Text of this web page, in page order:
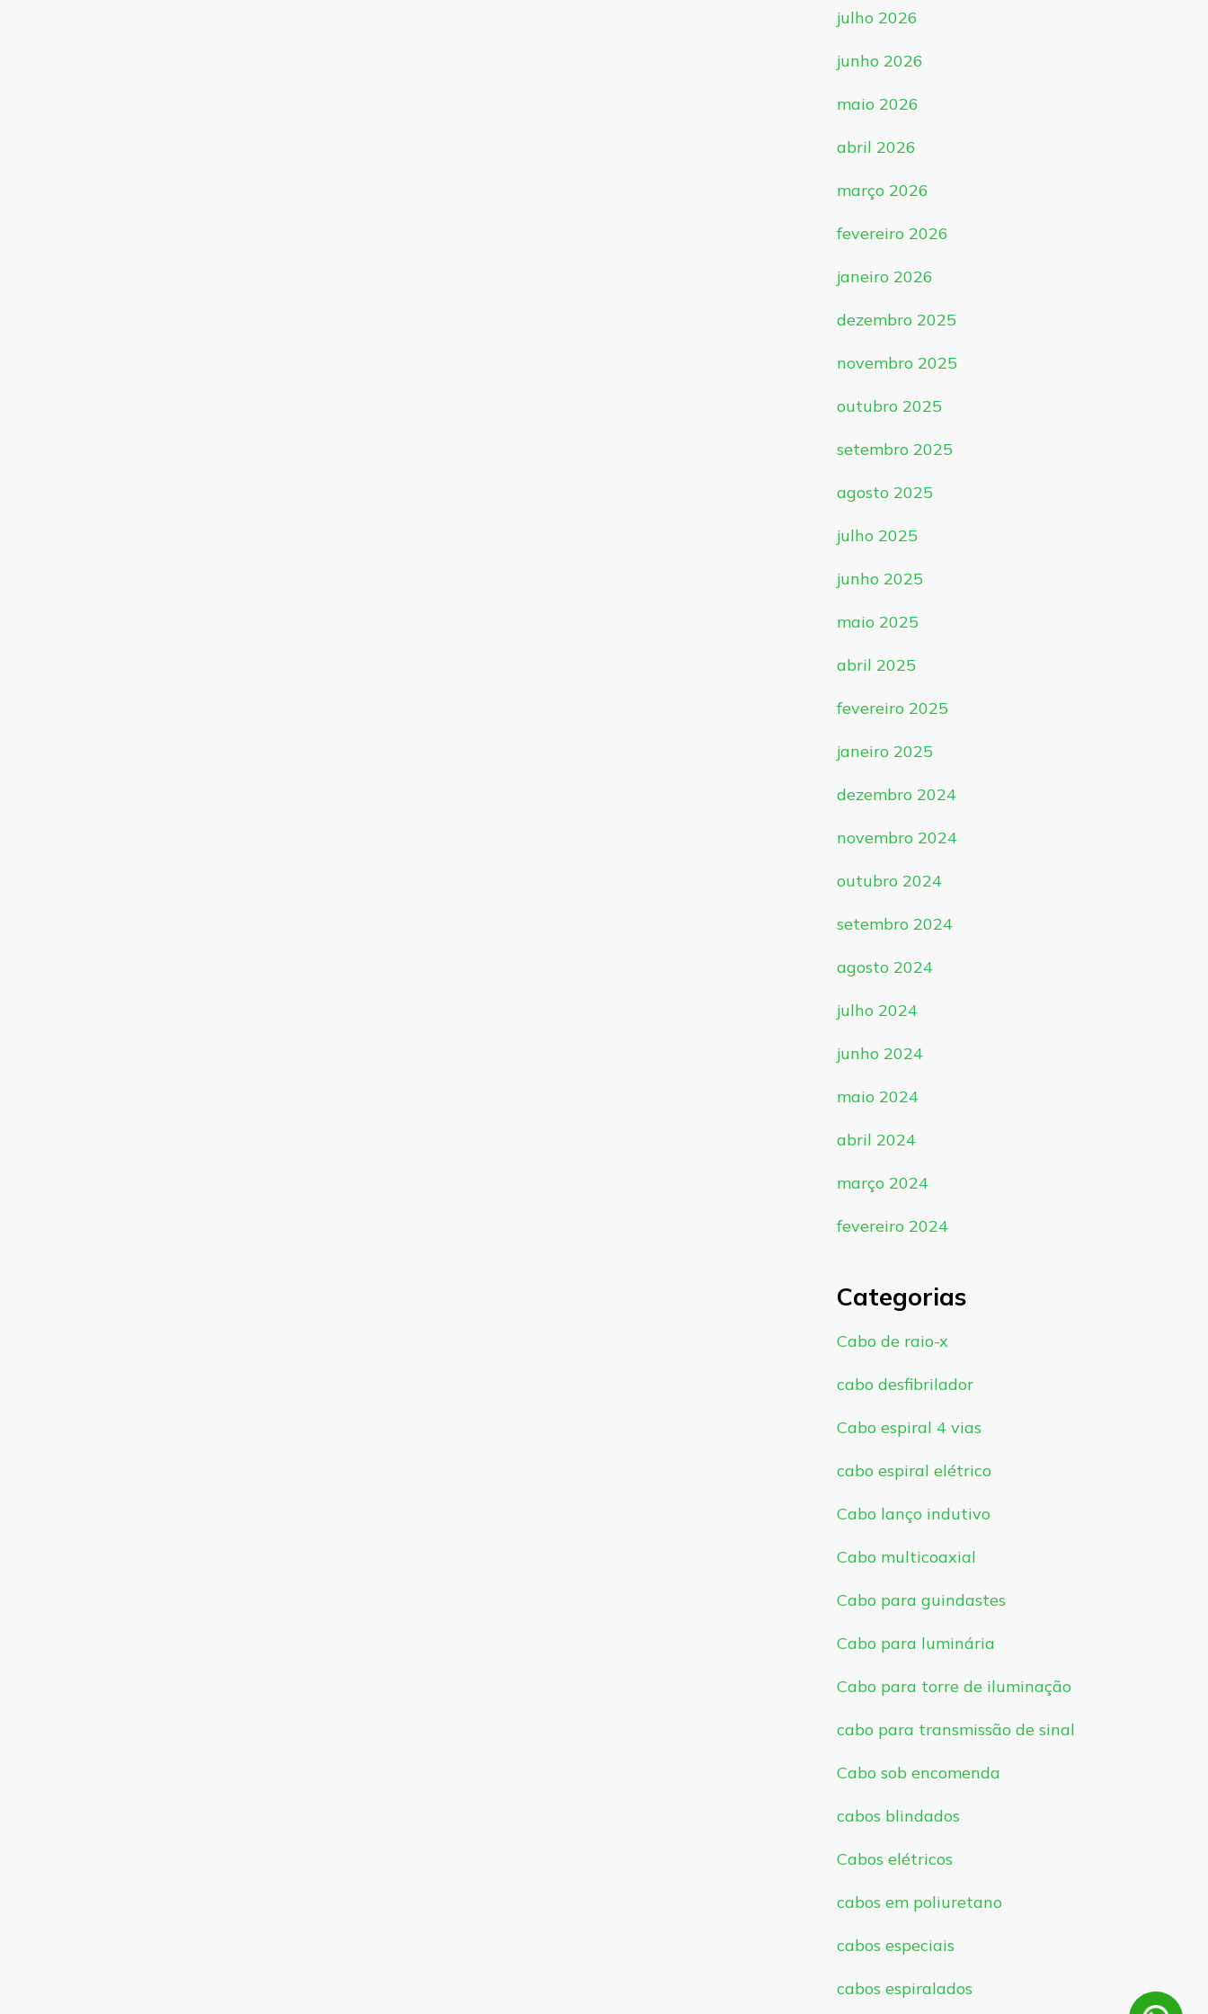
julho 2026
junho 2026
maio 2026
abril 2026
março 2026
fevereiro 2026
janeiro 2026
dezembro 2025
novembro 2025
outubro 2025
setembro 2025
agosto 2025
julho 2025
junho 2025
maio 2025
abril 2025
fevereiro 2025
janeiro 2025
dezembro 2024
novembro 2024
outubro 2024
setembro 2024
agosto 2024
julho 2024
junho 2024
maio 2024
abril 2024
março 2024
fevereiro 2024
Categorias
Cabo de raio-x
cabo desfibrilador
Cabo espiral 4 vias
cabo espiral elétrico
Cabo lanço indutivo
Cabo multicoaxial
Cabo para guindastes
Cabo para luminária
Cabo para torre de iluminação
cabo para transmissão de sinal
Cabo sob encomenda
cabos blindados
Cabos elétricos
cabos em poliuretano
cabos especiais
cabos espiralados